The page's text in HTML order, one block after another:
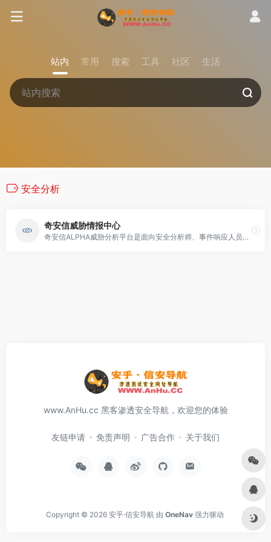
站内 常用 搜索 工具 社区 生活
安全分析
奇安信威胁情报中心
奇安信ALPHA威胁分析平台是面向安全分析师、事件响应人员的综合性威胁情报分析平台，以海量多维度网络空间安全数据为基础，实现报警研判、攻击定性等功能，威胁研判分析平台是构建新型安全架构的核心组件之一。
www.AnHu.cc 黑客渗透安全导航，欢迎您的体验
友链申请 免责声明 广告合作 关于我们
Copyright © 2026 安乎·信安导航由 OneNav 强力驱动